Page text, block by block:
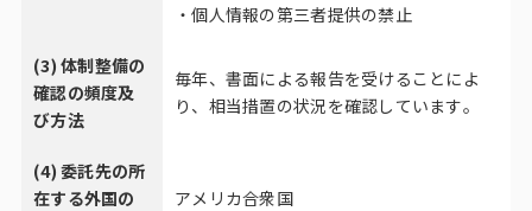
・個人情報の第三者提供の禁止
(3) 体制整備の
確認の頻度及
び方法
毎年、書面による報告を受けることによ
り、相当措置の状況を確認しています。
(4) 委託先の所
在する外国の
アメリカ合衆国